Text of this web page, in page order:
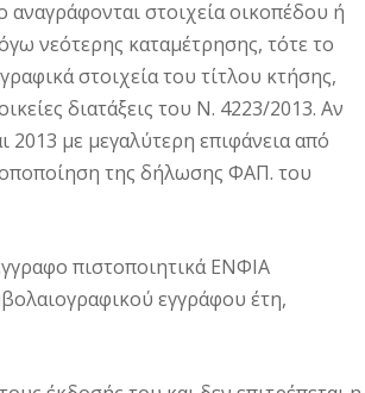
αναγράφονται στοιχεία οικοπέδου ή
νεότερης καταμέτρησης, τότε το
στοιχεία του τίτλου κτήσης,
διατάξεις του Ν. 4223/2013. Αν
2013 με μεγαλύτερη επιφάνεια από
της δήλωσης ΦΑΠ. του
πιστοποιητικά ΕΝΦΙΑ
εγγράφου έτη,